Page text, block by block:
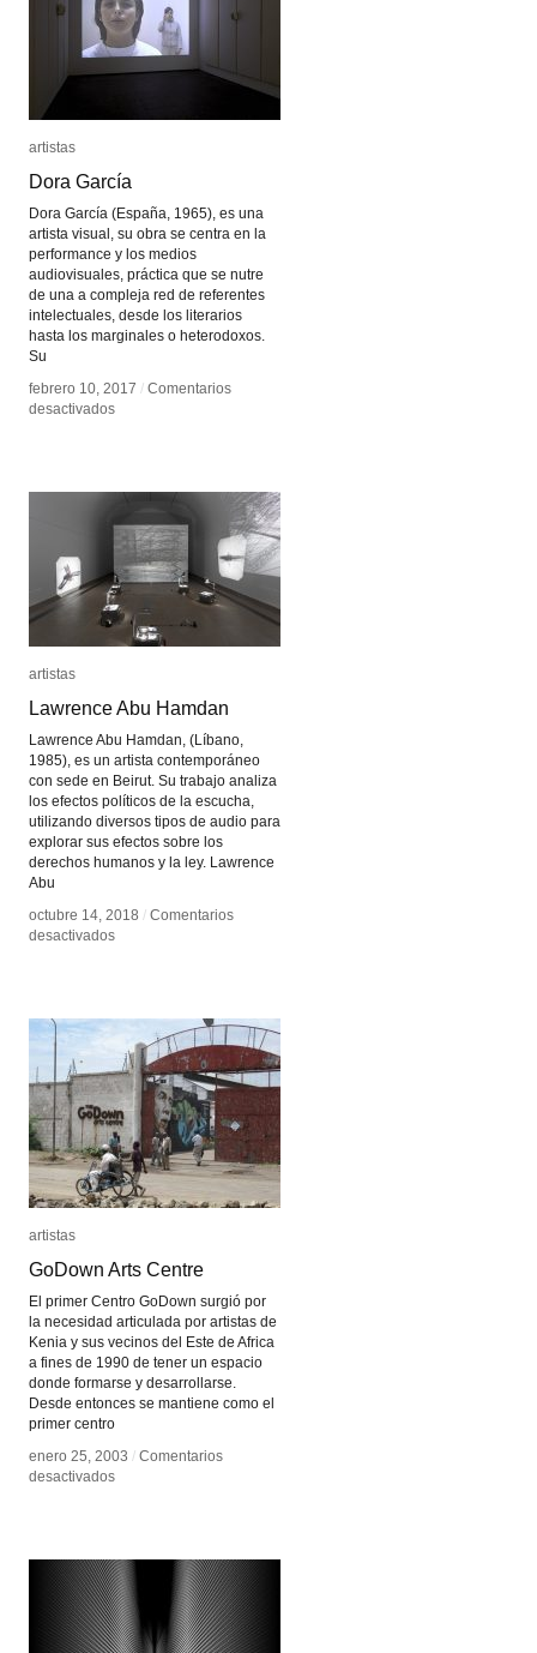
artistas
Dora García
Dora García (España, 1965), es una
artista visual, su obra se centra en la
performance y los medios
audiovisuales, práctica que se nutre
de una a compleja red de referentes
intelectuales, desde los literarios
hasta los marginales o heterodoxos.
Su
febrero 10, 2017 / Comentarios
desactivadosen
artistas
Dora García
febrero 10, 2017 / Comentarios
desactivadosen
artistas
Lawrence Abu Hamdan
Lawrence Abu Hamdan, (Líbano,
1985), es un artista contemporáneo
con sede en Beirut. Su trabajo analiza
los efectos políticos de la escucha,
utilizando diversos tipos de audio para
explorar sus efectos sobre los
derechos humanos y la ley. Lawrence
Abu
octubre 14, 2018 / Comentarios
desactivadosen
artistas
Lawrence Abu Hamdan
octubre 14, 2018 / Comentarios
desactivadosen
artistas
GoDown Arts Centre
El primer Centro GoDown surgió por
la necesidad articulada por artistas de
Kenia y sus vecinos del Este de Africa
a fines de 1990 de tener un espacio
donde formarse y desarrollarse.
Desde entonces se mantiene como el
primer centro
enero 25, 2003 / Comentarios
desactivadosen
artistas
GoDown Arts Centre
enero 25, 2003 / Comentarios
desactivadosen